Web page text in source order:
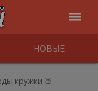
dehaze
НОВЫЕ
кружки 🍑